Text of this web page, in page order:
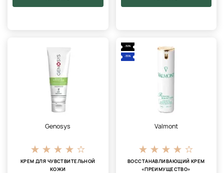
Genosys
КРЕМ ДЛЯ ЧУВСТВИТЕЛЬНОЙ
КОЖИ
-30%
-35%
Valmont
ВОССТАНАВЛИВАЮЩИЙ КРЕМ
«ПРЕИМУЩЕСТВО»